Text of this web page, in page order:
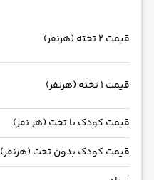
قیمت 2 تخته (هرنفر)
قیمت 1 تخته (هرنفر)
قیمت کودک با تخت (هر نفر)
قیمت کودک بدون تخت (هرنفر)